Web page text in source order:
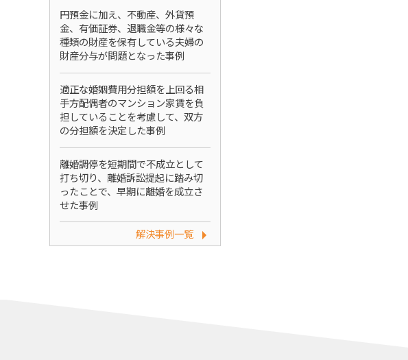
円預金に加え、不動産、外貨預
金、有価証券、退職金等の様々な
種類の財産を保有している夫婦の
財産分与が問題となった事例
適正な婚姻費用分担額を上回る相
手方配偶者のマンション家賃を負
担していることを考慮して、双方
の分担額を決定した事例
離婚調停を短期間で不成立として
打ち切り、離婚訴訟提起に踏み切
ったことで、早期に離婚を成立さ
せた事例
解決事例一覧